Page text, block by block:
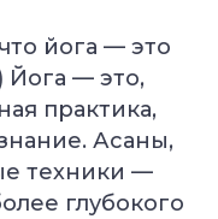
йога — это
Йога — это,
практика,
Асаны,
техники —
глубокого